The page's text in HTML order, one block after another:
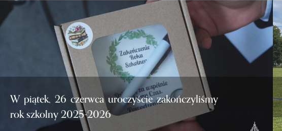
W piątek, 26 czerwca uroczyście zakończyliśmy
rok szkolny 2025-2026